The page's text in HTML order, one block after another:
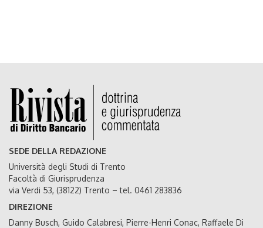
SEDE DELLA REDAZIONE
Università degli Studi di Trento
Facoltà di Giurisprudenza
via Verdi 53, (38122) Trento – tel. 0461 283836
DIREZIONE
Danny Busch, Guido Calabresi, Pierre-Henri Conac, Raffaele Di